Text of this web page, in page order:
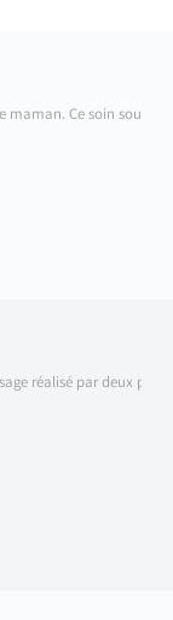
Ce soin
réalisé par deux